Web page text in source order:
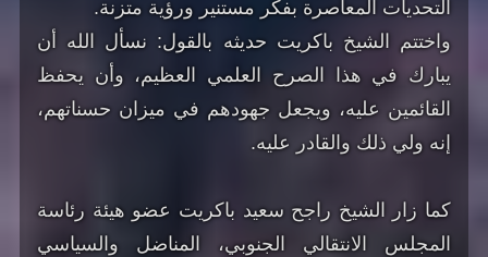
التحديات المعاصرة بفكر مستنير ورؤية متزنة.
واختتم الشيخ باكريت حديثه بالقول: نسأل الله أن
يبارك في هذا الصرح العلمي العظيم، وأن يحفظ
القائمين عليه، ويجعل جهودهم في ميزان حسناتهم،
إنه ولي ذلك والقادر عليه.
كما زار الشيخ راجح سعيد باكريت عضو هيئة رئاسة
المجلس الانتقالي الجنوبي، المناضل والسياسي